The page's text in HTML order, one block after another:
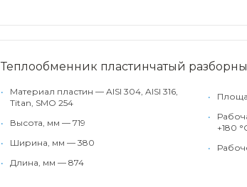
Теплообменник пластинчатый
•
Материал пластин — AISI 304, AISI 316,
Titan, SMO 254
•
Высота, мм — 719
•
Ширина, мм — 380
•
Длина, мм — 874
•
•
+180
•